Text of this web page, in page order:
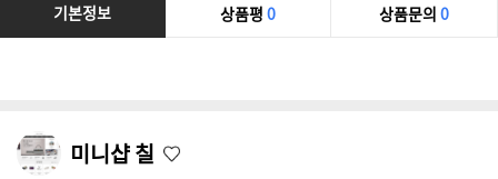
기본정보 상품평 0 상품문의 0
미니샵 칠